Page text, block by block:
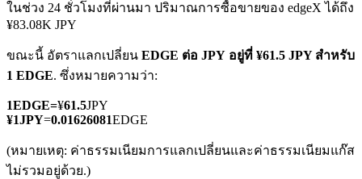
TradFi
ในช่วง 24 ชั่วโมงที่ผ่านมา ปริมาณการซื้อขายของ edgeX ได้ถึง
¥83.08K JPY
ขณะนี้ อัตราแลกเปลี่ยน EDGE ต่อ JPY อยู่ที่ ¥61.5 JPY สำหรับ
1 EDGE. ซึ่งหมายความว่า:
1EDGE=¥61.5JPY
¥1JPY=0.01626081EDGE
(หมายเหตุ: ค่าธรรมเนียมการแลกเปลี่ยนและค่าธรรมเนียมแก๊ส
ไม่รวมอยู่ด้วย.)